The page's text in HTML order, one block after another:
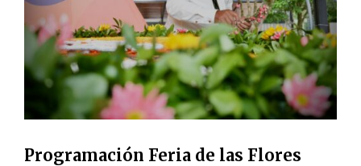
Programación Feria de las Flores